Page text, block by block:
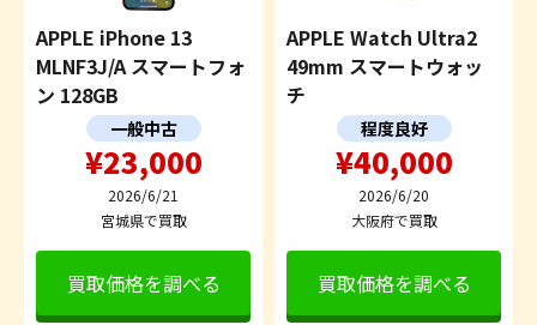
APPLE iPhone 13
MLNF3J/A スマートフォ
ン 128GB
一般中古
¥23,000
2026/6/21
宮城県で買取
買取価格を調べる
APPLE Watch Ultra2
49mm スマートウォッ
チ
程度良好
¥40,000
2026/6/20
大阪府で買取
買取価格を調べる